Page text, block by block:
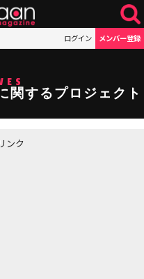
ログイン メンバー登録
関するプロジェクト
ンク